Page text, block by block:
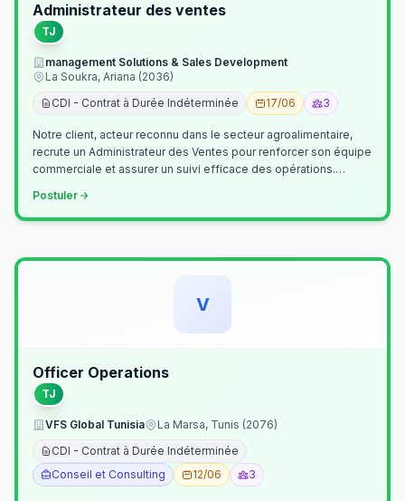
Administrateur des ventes
TJ
management Solutions & Sales Development
La Soukra, Ariana (2036)
CDI - Contrat à Durée Indéterminée
17/06 3
Notre client, acteur reconnu dans le secteur agroalimentaire,
recrute un Administrateur des Ventes pour renforcer son équipe
commerciale et assurer un suivi efficace des opérations.
Postuler
V
Officer Operations
TJ
VFS Global Tunisia
La Marsa, Tunis (2076)
CDI - Contrat à Durée Indéterminée
Conseil et Consulting
12/06 3